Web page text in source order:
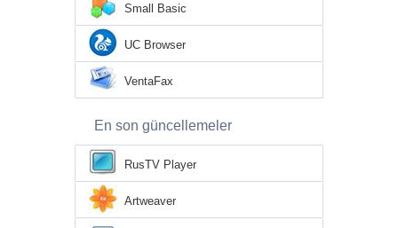
Small Basic
UC Browser
VentaFax
En son güncellemeler
RusTV Player
Artweaver